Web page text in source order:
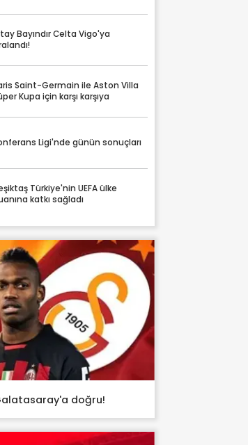
Bayındır Celta Vigo'ya
Saint-Germain ile Aston Villa
Kupa için karşı karşıya
Ligi'nde günün sonuçları
Türkiye'nin UEFA ülke
katkı sağladı
doğru!